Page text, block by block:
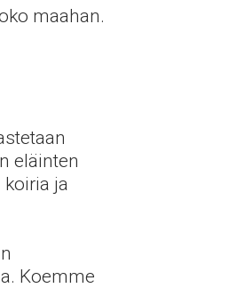
maahan.
eläinten
ja
Koemme